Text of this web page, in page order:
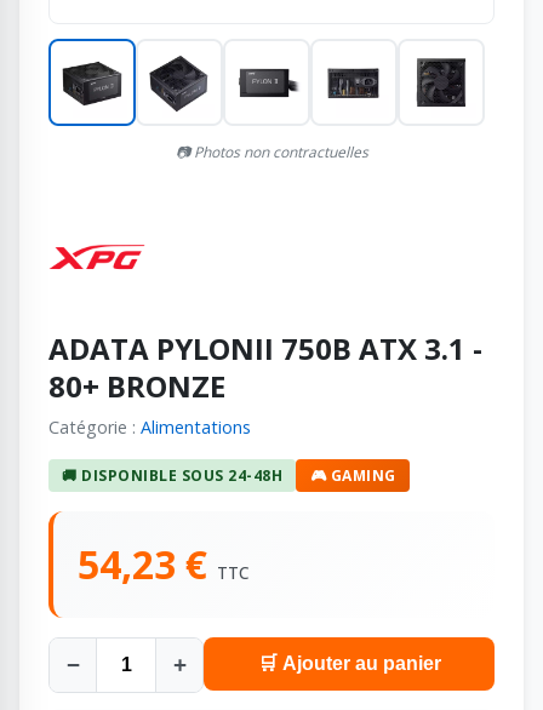
📷 Photos non contractuelles
ADATA PYLONII 750B ATX 3.1 -
80+ BRONZE
Catégorie : Alimentations
🚚 DISPONIBLE SOUS 24-48H 🎮 GAMING
54,23 € TTC
− + 🛒 Ajouter au panier